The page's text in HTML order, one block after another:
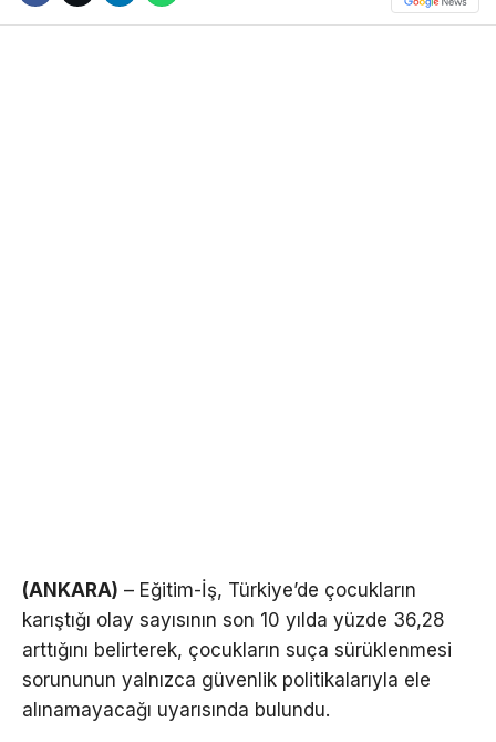
(ANKARA) – Eğitim-İş, Türkiye’de çocukların
karıştığı olay sayısının son 10 yılda yüzde 36,28
arttığını belirterek, çocukların suça sürüklenmesi
sorununun yalnızca güvenlik politikalarıyla ele
alınamayacağı uyarısında bulundu.